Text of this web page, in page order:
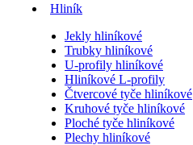
Hliník
Jekly hliníkové
Trubky hliníkové
U-profily hliníkové
Hliníkové L-profily
Čtvercové tyče hliníkové
Kruhové tyče hliníkové
Ploché tyče hliníkové
Plechy hliníkové